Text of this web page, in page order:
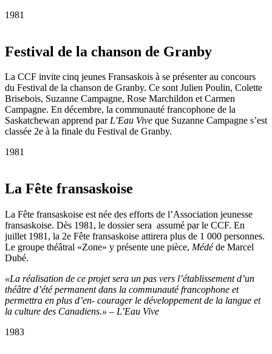
1981
Festival de la chanson de Granby
La CCF invite cinq jeunes Fransaskois à se présenter au concours
du Festival de la chanson de Granby. Ce sont Julien Poulin, Colette
Brisebois, Suzanne Campagne, Rose Marchildon et Carmen
Campagne. En décembre, la communauté francophone de la
Saskatchewan apprend parL’Eau Vive que Suzanne Campagne s’est
classée 2e à la finale du Festival de Granby.
1981
La Fête fransaskoise
La Fête fransaskoise est née des efforts de l’Association jeunesse
fransaskoise. Dès 1981, le dossier sera assumé par le CCF. En
juillet 1981, la 2e Fête fransaskoise attirera plus de 1 000 personnes.
Le groupe théâtral «Zone» y présente une pièce, Médéde Marcel
Dubé.
«La réalisation de ce projet sera un pas vers l’établissement d’un
théâtre d’été permanent dans la communauté francophone et
permettra en plus d’en- courager le développement de la langue et
la culture des Canadiens.» – L’Eau Vive
1983